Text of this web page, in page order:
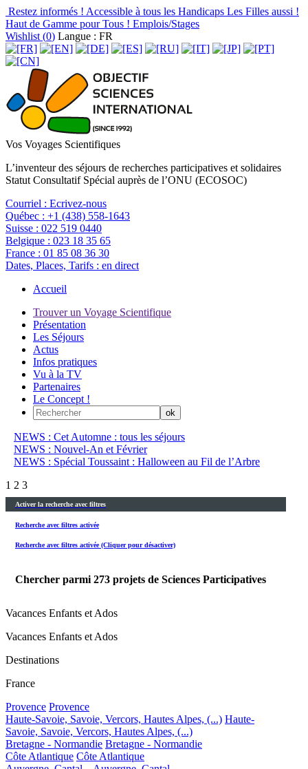
Restez informés ! Accessible à tous les Handicaps Les Filles aussi !
Haut de Gamme pour Tous ! Emplois/Stages
Wishlist (0) Langue : FR
Vos Voyages Scientifiques
L’inventeur des séjours de recherches participatives et solidaires
Statut Consultatif Spécial auprès de l’ONU (ECOSOC)
Courriel : Ecrivez-nous
Québec : +1 (438) 558-1643
Suisse : 022 519 0440
Belgique : 023 18 35 65
France : 01 85 08 36 30
Dates, Places, Tarifs : en direct
Accueil
Trouver un Voyage Scientifique
Présentation
Les Séjours
Actus
Infos pratiques
Vu à la TV
Partenaires
Le Concept !
NEWS : Cet Automne : tous les séjours
NEWS : Nouvel-An et Février
NEWS : Spécial Toussaint : Halloween au Fil de l’Arbre
1 2 3
Activer la recherche avec filtres
Recherche avec filtres activée
Recherche avec filtres activée (Cliquer pour désactiver)
Chercher parmi 273 projets de Sciences Participatives
Vacances Enfants et Ados
Vacances Enfants et Ados
Destinations
France
Provence Provence
Haute-Savoie, Savoie, Vercors, Hautes Alpes, (...) Haute-
Savoie, Savoie, Vercors, Hautes Alpes, (...)
Bretagne - Normandie Bretagne - Normandie
Côte Atlantique Côte Atlantique